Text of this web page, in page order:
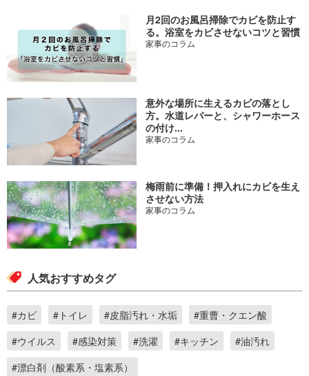
月2回のお風呂掃除でカビを防止す
る。浴室をカビさせないコツと習慣
家事のコラム
意外な場所に生えるカビの落とし
方。水道レバーと、シャワーホース
の付け...
家事のコラム
梅雨前に準備！押入れにカビを生え
させない方法
家事のコラム
人気おすすめタグ
#カビ #トイレ #皮脂汚れ・水垢
#重曹・クエン酸
#ウイルス
#感染対策 #洗濯 #キッチン
#油汚れ
#漂白剤（酸素系・塩素系）